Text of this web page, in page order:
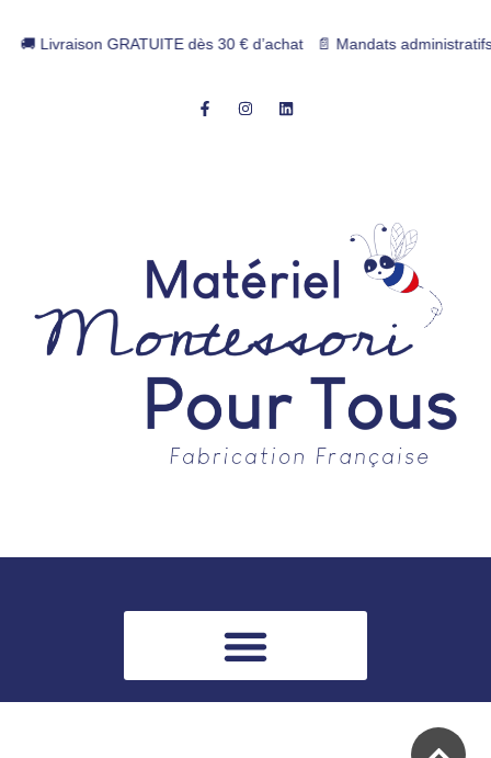
🚚 Livraison GRATUITE dès 30 € d’achat 📄 Mandats